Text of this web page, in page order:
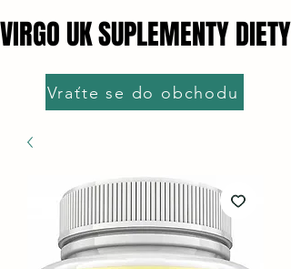
VIRGO UK SUPLEMENTY DIETY
VIRGO UK SUPLEMENTY DIETY
Vraťte se do obchodu